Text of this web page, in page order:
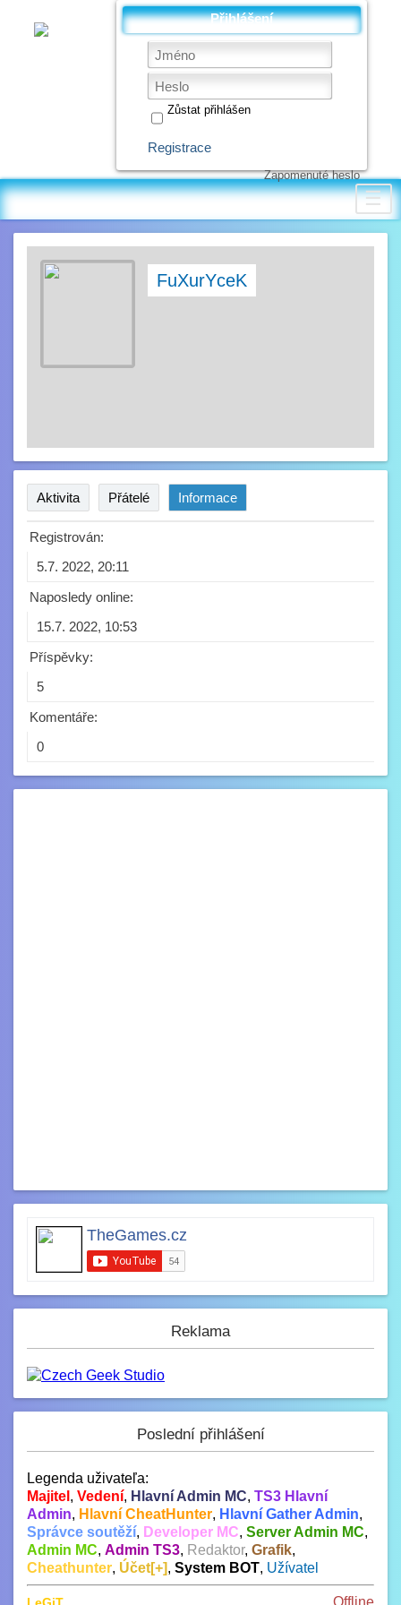
Přihlášení
Zůstat přihlášen
Registrace
Zapomenuté heslo
☰
FuXurYceK
Aktivita Přátelé Informace
Registrován:
5.7. 2022, 20:11
Naposledy online:
15.7. 2022, 10:53
Příspěvky:
5
Komentáře:
0
TheGames.cz
Reklama
Poslední přihlášení
Legenda uživateľa:
Majitel , Vedení, Hlavní Admin MC, TS3 Hlavní
Admin, Hlavní CheatHunter, Hlavní Gather Admin,
Správce soutěží, Developer MC, Server Admin MC,
Admin MC, Admin TS3, Redaktor, Grafik,
Cheathunter, Účet[+], System BOT, Užívatel
Offline